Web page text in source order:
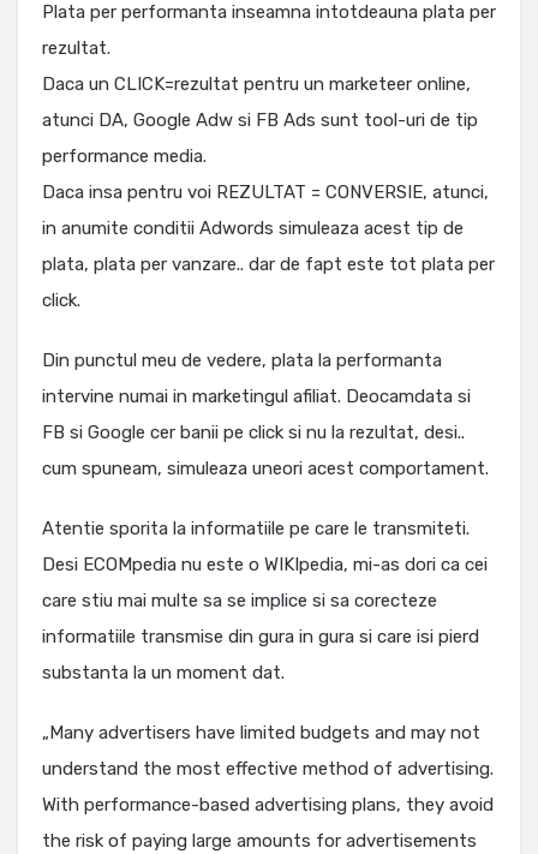
Plata per performanta inseamna intotdeauna plata per
rezultat.
Daca un CLICK=rezultat pentru un marketeer online,
atunci DA, Google Adw si FB Ads sunt tool-uri de tip
performance media.
Daca insa pentru voi REZULTAT = CONVERSIE, atunci,
in anumite conditii Adwords simuleaza acest tip de
plata, plata per vanzare.. dar de fapt este tot plata per
click.
Din punctul meu de vedere, plata la performanta
intervine numai in marketingul afiliat. Deocamdata si
FB si Google cer banii pe click si nu la rezultat, desi..
cum spuneam, simuleaza uneori acest comportament.
Atentie sporita la informatiile pe care le transmiteti.
Desi ECOMpedia nu este o WIKIpedia, mi-as dori ca cei
care stiu mai multe sa se implice si sa corecteze
informatiile transmise din gura in gura si care isi pierd
substanta la un moment dat.
„Many advertisers have limited budgets and may not
understand the most effective method of advertising.
With performance-based advertising plans, they avoid
the risk of paying large amounts for advertisements